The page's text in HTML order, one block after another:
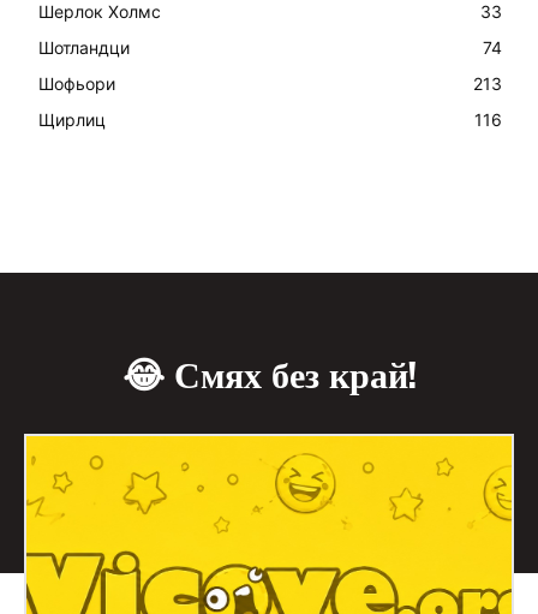
Шерлок Холмс
33
Шотландци
74
Шофьори
213
Щирлиц
116
😂 Смях без край!